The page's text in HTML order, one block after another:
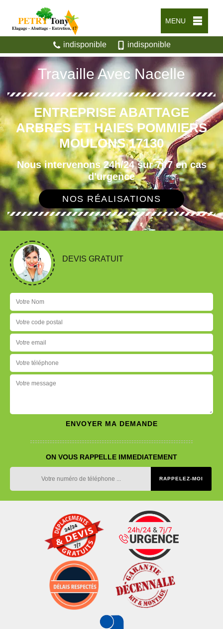
MENU
indisponible indisponible
Travaille Avec Nacelle
ENTREPRISE ABATTAGE
ARBRES ET HAIES POMMIERS
MOULONS 17130
Nous intervenons 24h/24 sur 7j/7 en cas
d'urgence
NOS RÉALISATIONS
DEVIS GRATUIT
ON VOUS RAPPELLE IMMEDIATEMENT